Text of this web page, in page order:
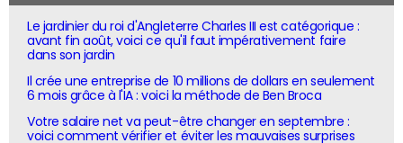
Le jardinier du roi d'Angleterre Charles III est catégorique :
avant fin août, voici ce qu'il faut impérativement faire
dans son jardin
Il crée une entreprise de 10 millions de dollars en seulement
6 mois grâce à l'IA : voici la méthode de Ben Broca
Votre salaire net va peut-être changer en septembre :
voici comment vérifier et éviter les mauvaises surprises